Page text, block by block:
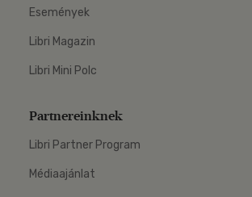
Események
Libri Magazin
Libri Mini Polc
Partnereinknek
Libri Partner Program
Médiaajánlat